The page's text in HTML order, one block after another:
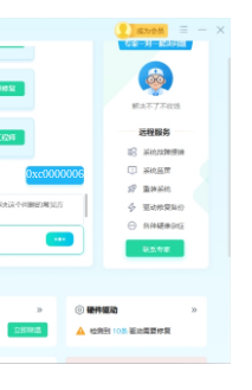
0xc0000006